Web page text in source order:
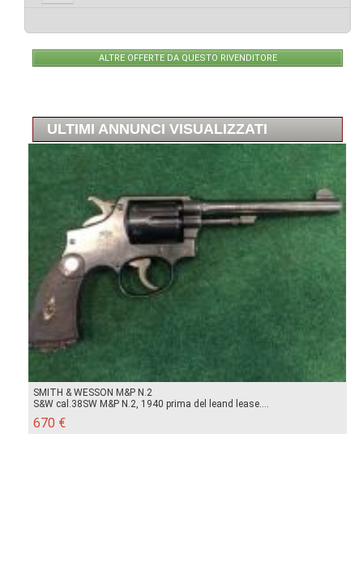
ALTRE OFFERTE DA QUESTO RIVENDITORE
ULTIMI ANNUNCI VISUALIZZATI
SMITH & WESSON M&P N.2
S&W cal.38SW M&P N.2, 1940 prima del leand lease....
670 €